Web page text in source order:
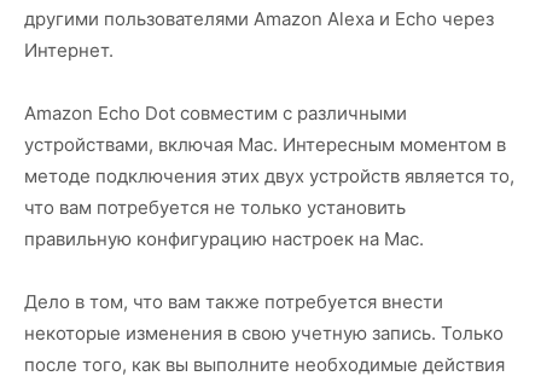
другими пользователями Amazon Alexa и Echo через
Интернет.
Amazon Echo Dot совместим с различными
устройствами, включая Mac. Интересным моментом в
методе подключения этих двух устройств является то,
что вам потребуется не только установить
правильную конфигурацию настроек на Mac.
Дело в том, что вам также потребуется внести
некоторые изменения в свою учетную запись. Только
после того, как вы выполните необходимые действия